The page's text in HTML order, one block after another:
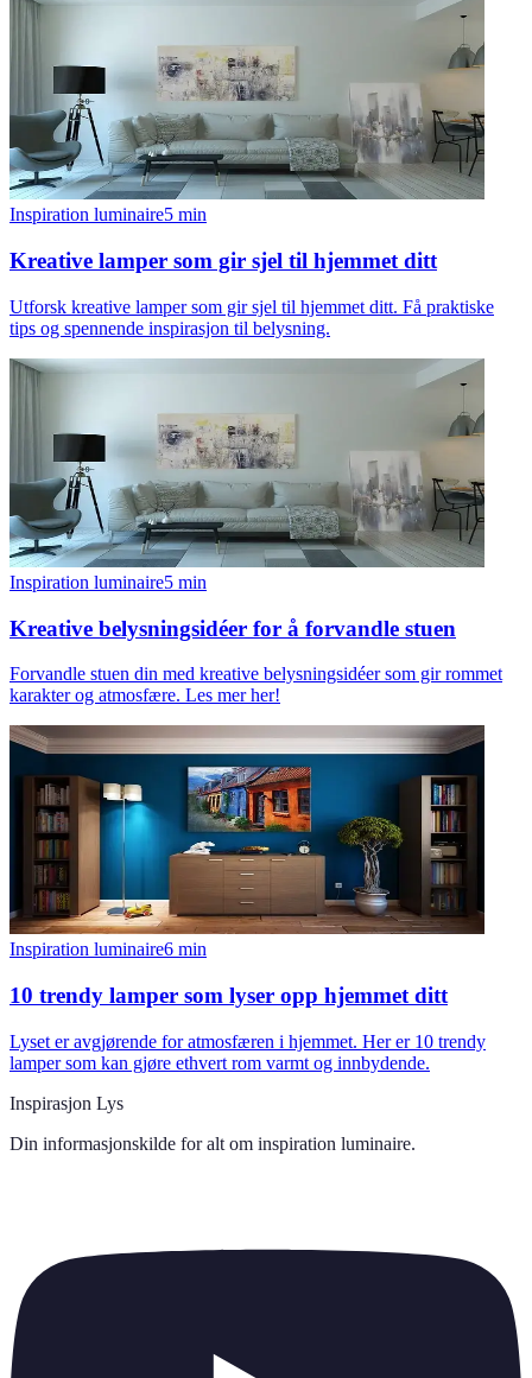
Inspiration luminaire5 min
Kreative lamper som gir sjel til hjemmet ditt
Utforsk kreative lamper som gir sjel til hjemmet ditt. Få praktiske
tips og spennende inspirasjon til belysning.
Inspiration luminaire5 min
Kreative belysningsidéer for å forvandle stuen
Forvandle stuen din med kreative belysningsidéer som gir rommet
karakter og atmosfære. Les mer her!
Inspiration luminaire6 min
10 trendy lamper som lyser opp hjemmet ditt
Lyset er avgjørende for atmosfæren i hjemmet. Her er 10 trendy
lamper som kan gjøre ethvert rom varmt og innbydende.
Inspirasjon Lys
Din informasjonskilde for alt om inspiration luminaire.